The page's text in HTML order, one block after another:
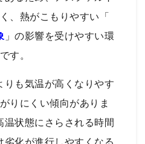
、熱がこもりやすい「
」の影響を受けやすい環
す。
りも気温が高くなりやす
りにくい傾向がありま
温状態にさらされる時間
劣化が進行しやすくなる